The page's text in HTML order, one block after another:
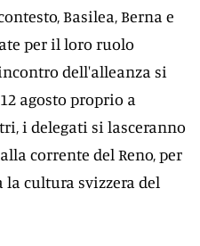
Basilea, Berna e
per il loro ruolo
dell'alleanza si
agosto proprio a
i delegati si lasceranno
corrente del Reno, per
cultura svizzera del